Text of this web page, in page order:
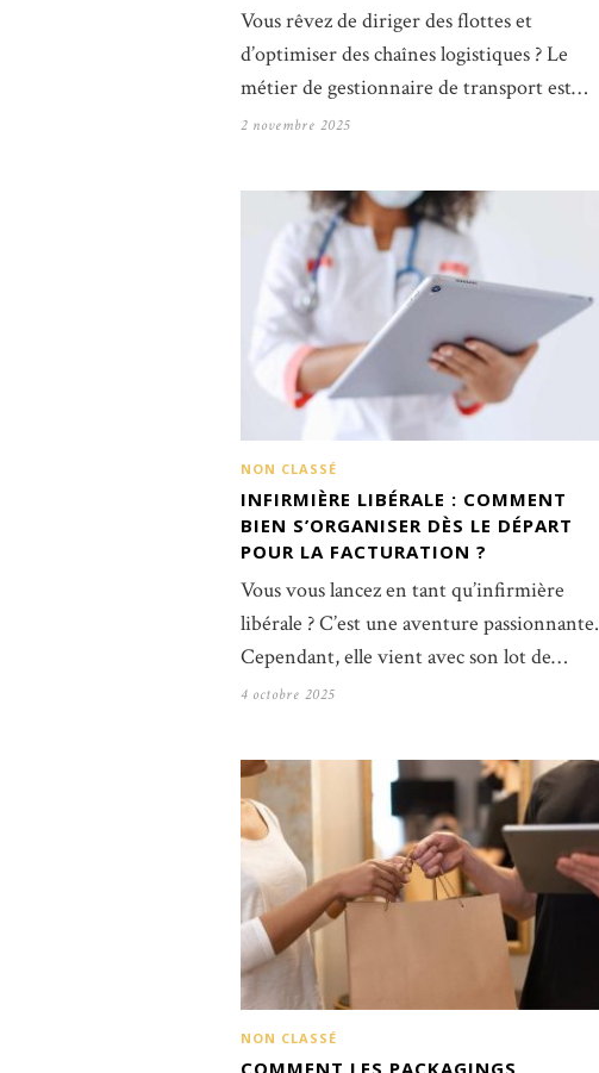
Vous rêvez de diriger des flottes et
d’optimiser des chaînes logistiques ? Le
métier de gestionnaire de transport est…
2 novembre 2025
NON CLASSÉ
INFIRMIÈRE LIBÉRALE : COMMENT
BIEN S’ORGANISER DÈS LE DÉPART
POUR LA FACTURATION ?
Vous vous lancez en tant qu’infirmière
libérale ? C’est une aventure passionnante.
Cependant, elle vient avec son lot de…
4 octobre 2025
NON CLASSÉ